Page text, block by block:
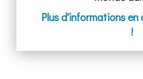
Plus d'informations en
!